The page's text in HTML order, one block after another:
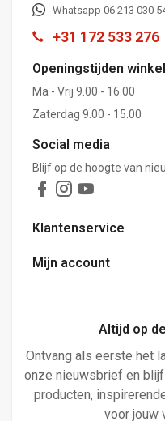
Whatsapp 06 213 030
+31 172 533 276
Openingstijden
Ma - Vrij 9.00 - 16.00
Zaterdag 9.00 - 15.00
Social media
Blijf op de hoogte van
Klantenservice
Mijn account
Altijd op
Ontvang als eerste het
onze nieuwsbrief en
producten,
voor jouw